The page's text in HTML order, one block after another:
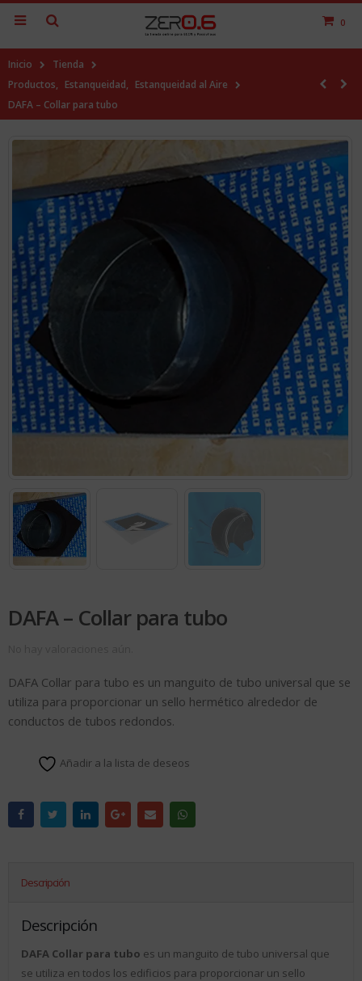
0
Inicio
Tienda
Productos, Estanqueidad, Estanqueidad al Aire
DAFA – Collar para tubo
DAFA – Collar para tubo
DAFA Collar para tubo es un manguito de tubo universal que se
utiliza para proporcionar un sello hermético alrededor de
conductos de tubos redondos.
Añadir a la lista de deseos
Descripción
Descripción
DAFA Collar para tubo es un manguito de tubo universal que
se utiliza en todos los edificios para proporcionar un sello